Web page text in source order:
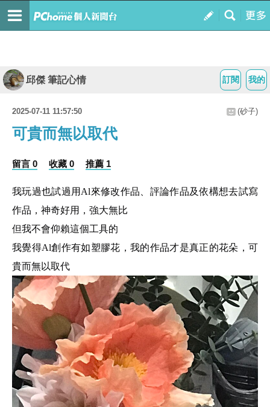
我的
訂閱
邱傑 筆記心情
2025-07-11 11:57:50 (砂子)
可貴而無以取代
留言 0 收藏 0 推薦 1
我玩過也試過用Al來修改作品、評論作品及依構想去試寫
作品，神奇好用，強大無比
但我不會仰賴這個工具的
我覺得Al創作有如塑膠花，我的作品才是真正的花朵，可
貴而無以取代